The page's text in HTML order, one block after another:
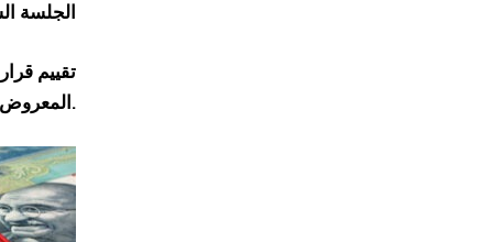
الجلسة
تقييم
المعروض العالمي.